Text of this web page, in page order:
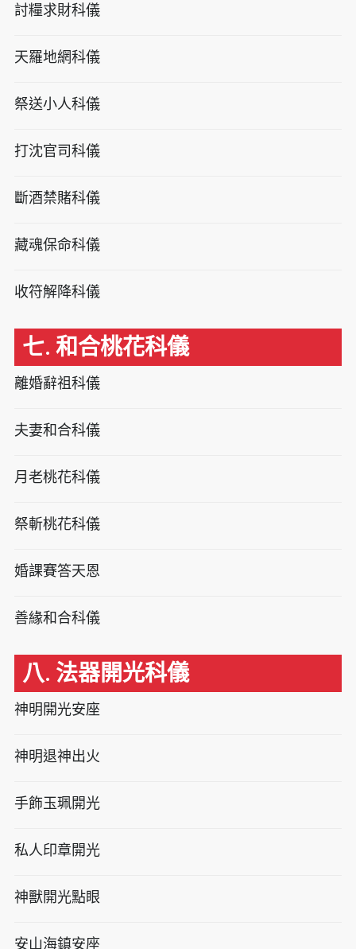
討糧求財科儀
天羅地網科儀
祭送小人科儀
打沈官司科儀
斷酒禁賭科儀
藏魂保命科儀
收符解降科儀
七. 和合桃花科儀
離婚辭祖科儀
夫妻和合科儀
月老桃花科儀
祭斬桃花科儀
婚課賽答天恩
善緣和合科儀
八. 法器開光科儀
神明開光安座
神明退神出火
手飾玉珮開光
私人印章開光
神獸開光點眼
安山海鎮安座